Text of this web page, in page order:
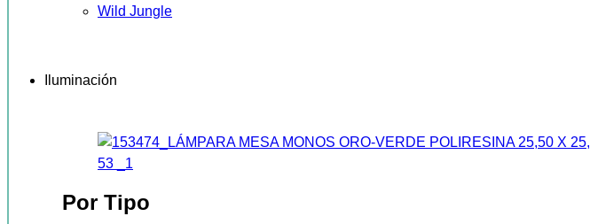
Wild Jungle
Iluminación
Por Tipo